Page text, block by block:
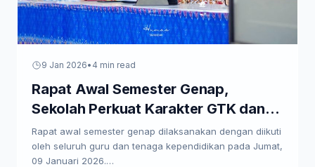
9 Jan 2026• 4 min read
Rapat Awal Semester Genap,
Sekolah Perkuat Karakter GTK dan
Paparkan Program Kerja
Rapat awal semester genap dilaksanakan dengan diikuti
oleh seluruh guru dan tenaga kependidikan pada Jumat,
09 Januari 2026.…